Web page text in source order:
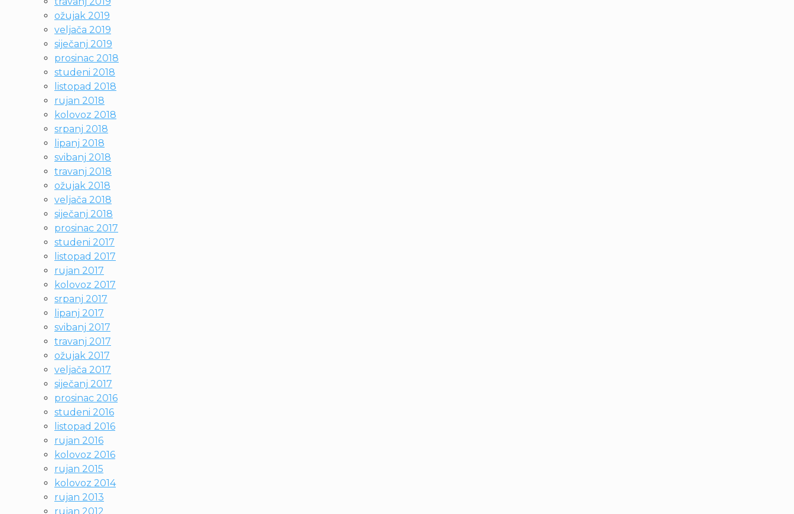
ožujak 2019
veljača 2019
siječanj 2019
prosinac 2018
studeni 2018
listopad 2018
rujan 2018
kolovoz 2018
srpanj 2018
lipanj 2018
svibanj 2018
travanj 2018
ožujak 2018
veljača 2018
siječanj 2018
prosinac 2017
studeni 2017
listopad 2017
rujan 2017
kolovoz 2017
srpanj 2017
lipanj 2017
svibanj 2017
travanj 2017
ožujak 2017
veljača 2017
siječanj 2017
prosinac 2016
studeni 2016
listopad 2016
rujan 2016
kolovoz 2016
rujan 2015
kolovoz 2014
rujan 2013
rujan 2012